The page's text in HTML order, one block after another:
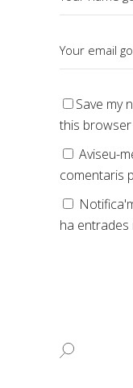
Save my
this
Aviseu-
comentaris
ha entrades